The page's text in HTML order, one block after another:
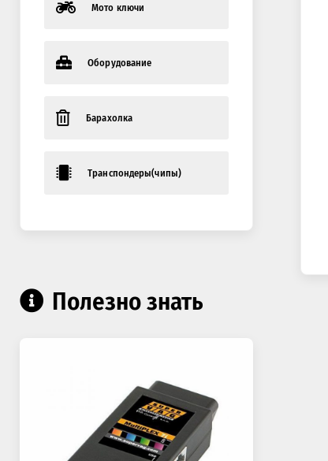
Мото ключи
Оборудование
Барахолка
Транспондеры(чипы)
Полезно знать